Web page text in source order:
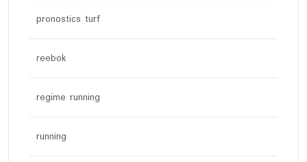
pronostics turf
reebok
regime running
running